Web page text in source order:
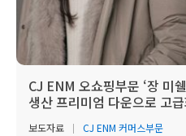
CJ ENM 오쇼핑부문 ‘장 미
생산 프리미엄 다운으로 고
보도자료
CJ ENM 커머스부문